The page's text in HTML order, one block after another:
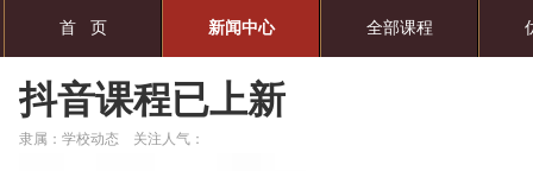
全部课程
新闻中心
首 页
抖音课程已上新
隶属：学校动态 关注人气：